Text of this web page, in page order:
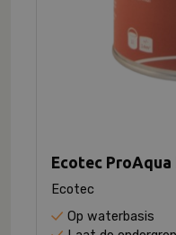
Ecotec
Ecotec
Op waterbasis